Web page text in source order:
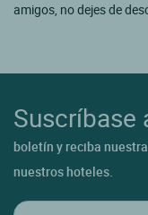
amigos, no dejes de
Suscríbase
boletín y reciba
nuestros hoteles.